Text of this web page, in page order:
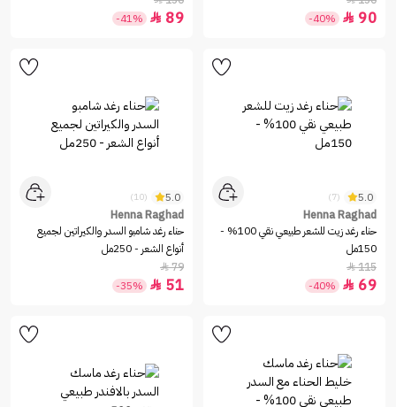
90

-40%
89

-41%
5.0
(7)
Henna Raghad
حناء رغد زيت للشعر طبيعي نقي 100% -
150مل
115

69

-40%
5.0
(10)
Henna Raghad
حناء رغد شامبو السدر والكيراتين لجميع
أنواع الشعر - 250مل
79

51

-35%